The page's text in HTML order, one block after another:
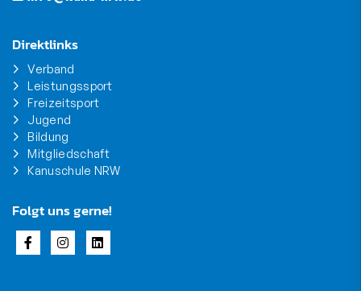
Direktlinks
Verband
Leistungssport
Freizeitsport
Jugend
Bildung
Mitgliedschaft
Kanuschule NRW
Folgt uns gerne!